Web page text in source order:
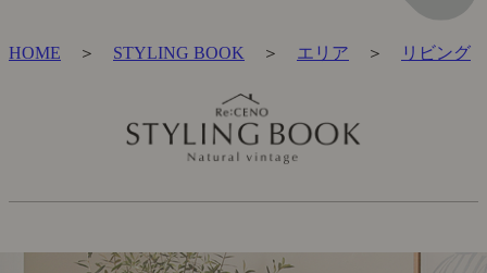
HOME ＞ STYLING BOOK ＞ エリア ＞ リビング